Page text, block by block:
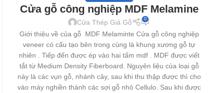
Cửa gỗ công nghiệp MDF Melamine
Cửa Thép Giả Gỗ 0
Giới thiệu về của gỗ MDF Melaminte Cửa gỗ công nghiệp
veneer có cấu tạo bên trong cùng là khung xương gỗ tự
nhiên . Tiếp đến được ép vào hai tấm mdf . MDF được viết
tắt từ Medium Density Fiberboard. Nguyên liệu của loại gỗ
này là các vụn gỗ, nhánh cây, sau khi thu thập được thì cho
vào máy nghiền thành các sợi gỗ nhỏ Cellulo. Sau khi được